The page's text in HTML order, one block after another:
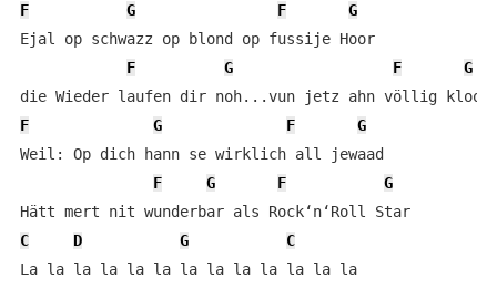
F G F
G
Ejal op schwazz op blond op fussije Hoor
F
G F
G
F
G F
G
Weil: Op dich hann se wirklich all jewaad
F
G F
G
Hätt mert nit wunderbar als Rock‘n‘Roll Star
C
D G
C
La la la la la la la la la la la la la